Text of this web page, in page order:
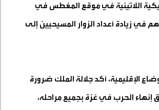
اللاتينية في موقع المغطس في
في زيادة أعداد الزوار المسيحيين إلى
الإقليمية، أكد جلالة الملك ضرورة
إنهاء الحرب في غزة بجميع مراحله،